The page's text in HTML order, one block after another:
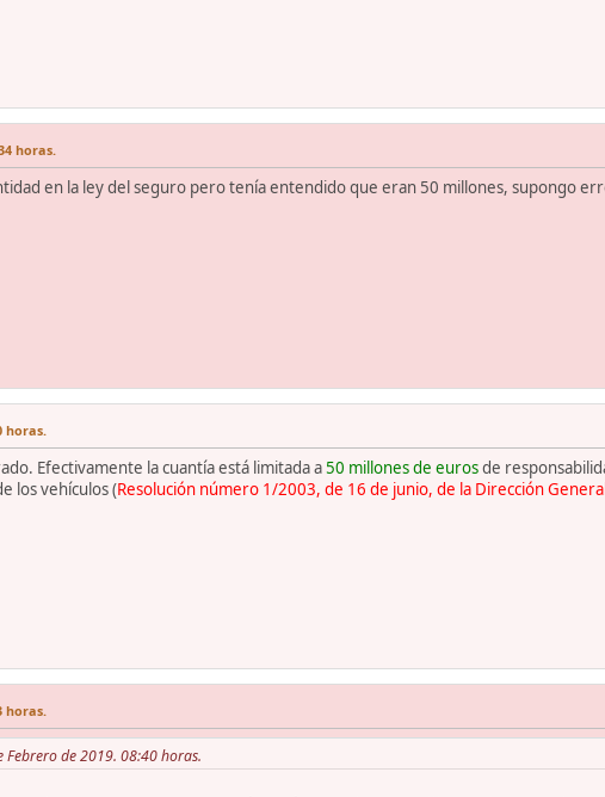
horas.
en la ley del seguro pero tenía entendido que eran 50 millones, supongo
horas.
Efectivamente la cuantía está limitada a50 millones de eurosde
los vehículos (Resolución número 1/2003, de 16 de junio, de la Dirección
horas.
Febrero de 2019. 08:40 horas.